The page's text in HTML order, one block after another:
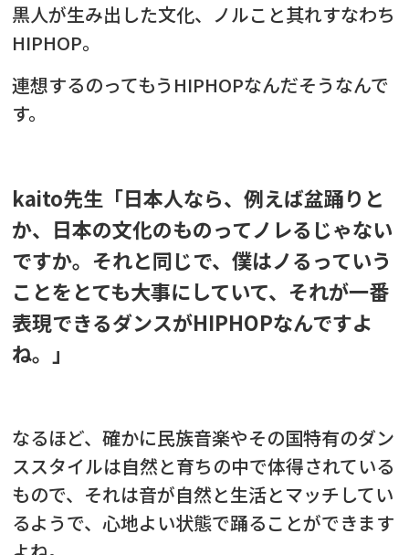
黒人が生み出した文化、ノルこと其れすなわち
HIPHOP。
連想するのってもうHIPHOPなんだそうなんで
す。
kaito先生 「日本人なら、例えば盆踊りと
か、日本の文化のものってノレるじゃない
ですか。 それと同じで、僕はノるっていう
ことをとても大事にしていて、それが一番
表現できるダンスがHIPHOPなんですよ
ね。」
なるほど、確かに民族音楽やその国特有のダン
ススタイルは自然と育ちの中で体得されている
もので、それは音が自然と生活とマッチしてい
るようで、心地よい状態で踊ることができます